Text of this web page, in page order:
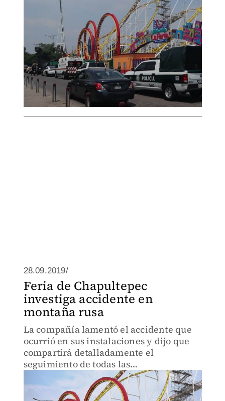
28.09.2019/
Feria de Chapultepec
investiga accidente en
montaña rusa
La compañía lamentó el accidente que
ocurrió en sus instalaciones y dijo que
compartirá detalladamente el
seguimiento de todas las
investigaciones.